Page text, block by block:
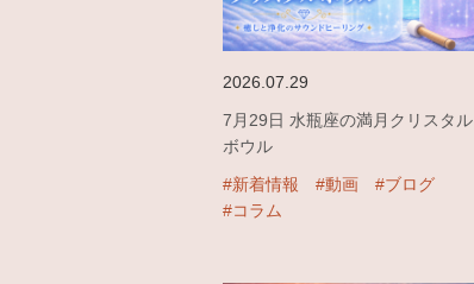
2026.07.29
7月29日 水瓶座の満月クリスタル
ボウル
#新着情報
#動画
#ブログ
#コラム